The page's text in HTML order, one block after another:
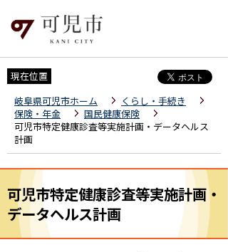
現在位置
岐阜県可児市ホーム
くらし・手続き
保険・年金
国民健康保険
可児市特定健康診査等実施計画・データヘルス
計画
可児市特定健康診査等実施計画・
データヘルス計画